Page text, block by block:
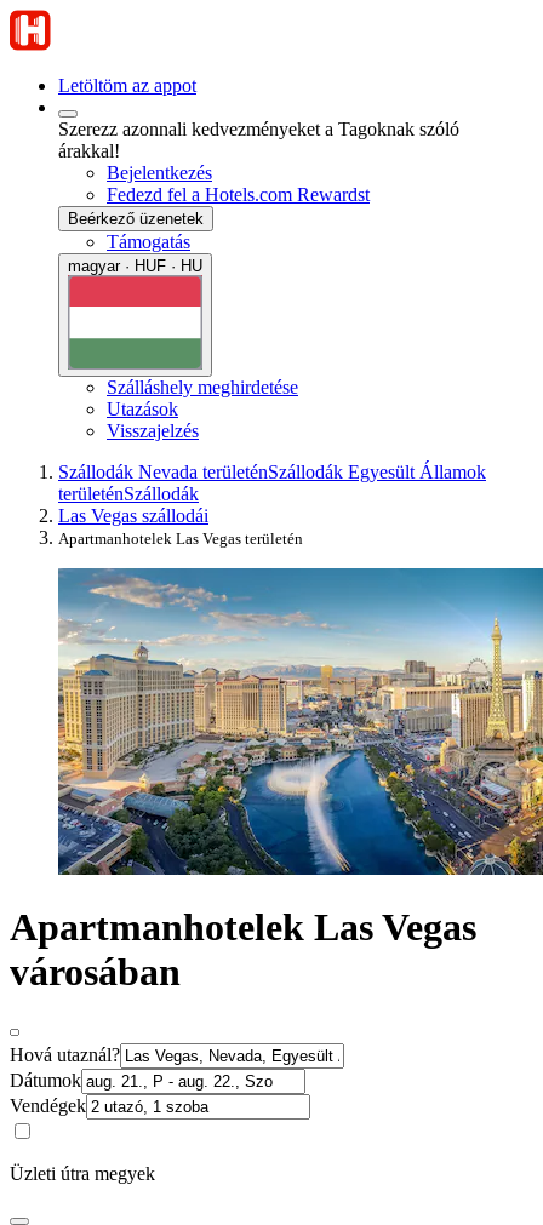
Letöltöm az appot
Szerezz azonnali kedvezményeket a Tagoknak szóló
árakkal!
Bejelentkezés
Fedezd fel a Hotels.com Rewardst
Beérkező üzenetek
Támogatás
magyar · HUF · HU
Szálláshely meghirdetése
Utazások
Visszajelzés
Szállodák Nevada területénSzállodák Egyesült Államok
területénSzállodák
Las Vegas szállodái
Apartmanhotelek Las Vegas területén
Apartmanhotelek Las Vegas
városában
Hová utaznál?
Dátumok
Vendégek
Üzleti útra megyek